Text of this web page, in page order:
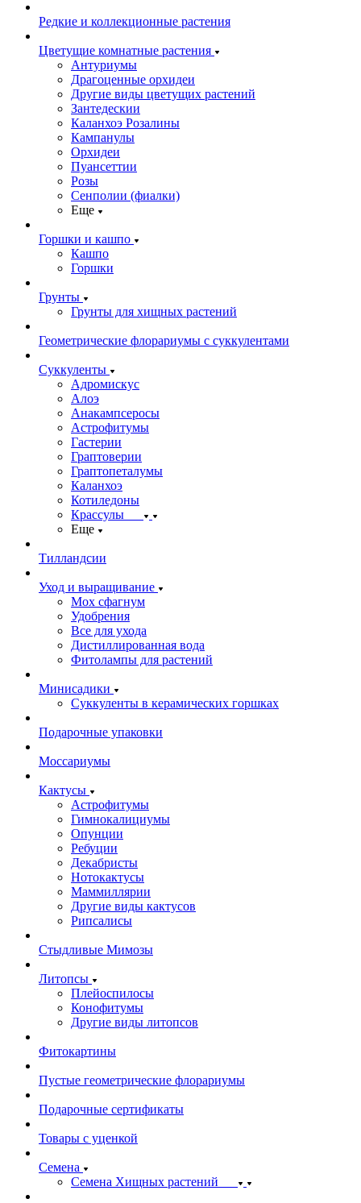
Редкие и коллекционные растения
Цветущие комнатные растения
Антуриумы
Драгоценные орхидеи
Другие виды цветущих растений
Зантедескии
Каланхоэ Розалины
Кампанулы
Орхидеи
Пуансеттии
Розы
Сенполии (фиалки)
Еще
Горшки и кашпо
Кашпо
Горшки
Грунты
Грунты для хищных растений
Геометрические флорариумы с суккулентами
Суккуленты
Адромискус
Алоэ
Анакампсеросы
Астрофитумы
Гастерии
Граптоверии
Граптопеталумы
Каланхоэ
Котиледоны
Крассулы
Еще
Тилландсии
Уход и выращивание
Мох сфагнум
Удобрения
Все для ухода
Дистиллированная вода
Фитолампы для растений
Минисадики
Суккуленты в керамических горшках
Подарочные упаковки
Моссариумы
Кактусы
Астрофитумы
Гимнокалициумы
Опунции
Ребуции
Декабристы
Нотокактусы
Маммиллярии
Другие виды кактусов
Рипсалисы
Стыдливые Мимозы
Литопсы
Плейоспилосы
Конофитумы
Другие виды литопсов
Фитокартины
Пустые геометрические флорариумы
Подарочные сертификаты
Товары с уценкой
Семена
Семена Хищных растений